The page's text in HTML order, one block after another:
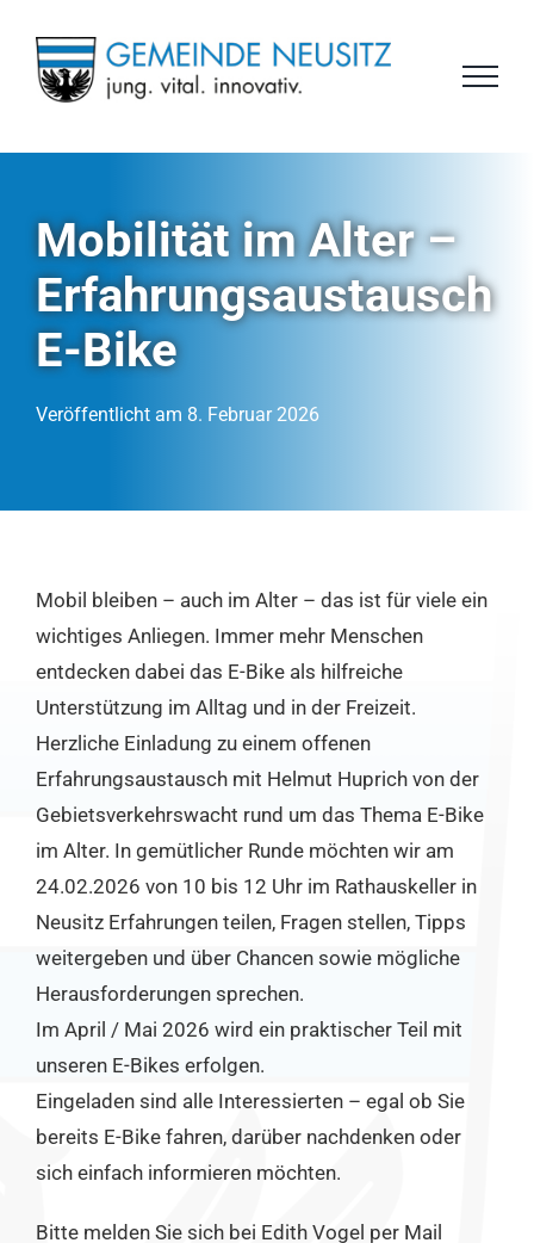
Inhalt
springen
Mobilität im Alter –
Erfahrungsaustausch
E-Bike
Veröffentlicht am 8. Februar 2026
Mobil bleiben – auch im Alter – das ist für viele ein
wichtiges Anliegen. Immer mehr Menschen
entdecken dabei das E-Bike als hilfreiche
Unterstützung im Alltag und in der Freizeit.
Herzliche Einladung zu einem offenen
Erfahrungsaustausch mit Helmut Huprich von der
Gebietsverkehrswacht rund um das Thema E-Bike
im Alter. In gemütlicher Runde möchten wir am
24.02.2026 von 10 bis 12 Uhr im Rathauskeller in
Neusitz Erfahrungen teilen, Fragen stellen, Tipps
weitergeben und über Chancen sowie mögliche
Herausforderungen sprechen.
Im April / Mai 2026 wird ein praktischer Teil mit
unseren E-Bikes erfolgen.
Eingeladen sind alle Interessierten – egal ob Sie
bereits E-Bike fahren, darüber nachdenken oder
sich einfach informieren möchten.
Bitte melden Sie sich bei Edith Vogel per Mail